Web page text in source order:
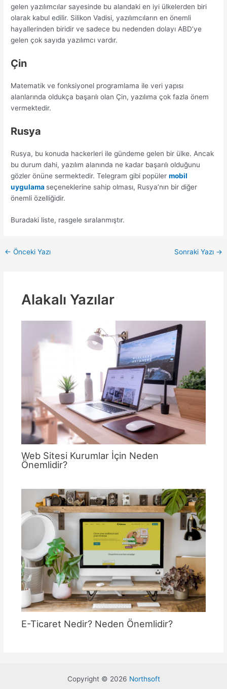
gelen yazılımcılar sayesinde bu alandaki en iyi ülkelerden biri
olarak kabul edilir. Silikon Vadisi, yazılımcıların en önemli
hayallerinden biridir ve sadece bu nedenden dolayı ABD’ye
gelen çok sayıda yazılımcı vardır.
Çin
Matematik ve fonksiyonel programlama ile veri yapısı
alanlarında oldukça başarılı olan Çin, yazılıma çok fazla önem
vermektedir.
Rusya
Rusya, bu konuda hackerleri ile gündeme gelen bir ülke. Ancak
bu durum dahi, yazılım alanında ne kadar başarılı olduğunu
gözler önüne sermektedir. Telegram gibi popülermobil
uygulama seçeneklerine sahip olması, Rusya’nın bir diğer
önemli özelliğidir.
Buradaki liste, rasgele sıralanmıştır.
Yazı
← Önceki Yazı Sonraki Yazı →
Alakalı Yazılar
Web Sitesi Kurumlar İçin Neden
Önemlidir?
E-Ticaret Nedir? Neden Önemlidir?
Copyright © 2026 Northsoft